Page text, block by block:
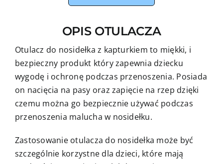
minkyOPIS OTULACZA
Otulacz do nosidełka z kapturkiem to miękki, i
bezpieczny produkt który zapewnia dziecku
wygodę i ochronę podczas przenoszenia. Posiada
on nacięcia na pasy oraz zapięcie na rzep dzięki
czemu można go bezpiecznie używać podczas
przenoszenia malucha w nosidełku.
Zastosowanie otulacza do nosidełka może być
szczególnie korzystne dla dzieci, które mają